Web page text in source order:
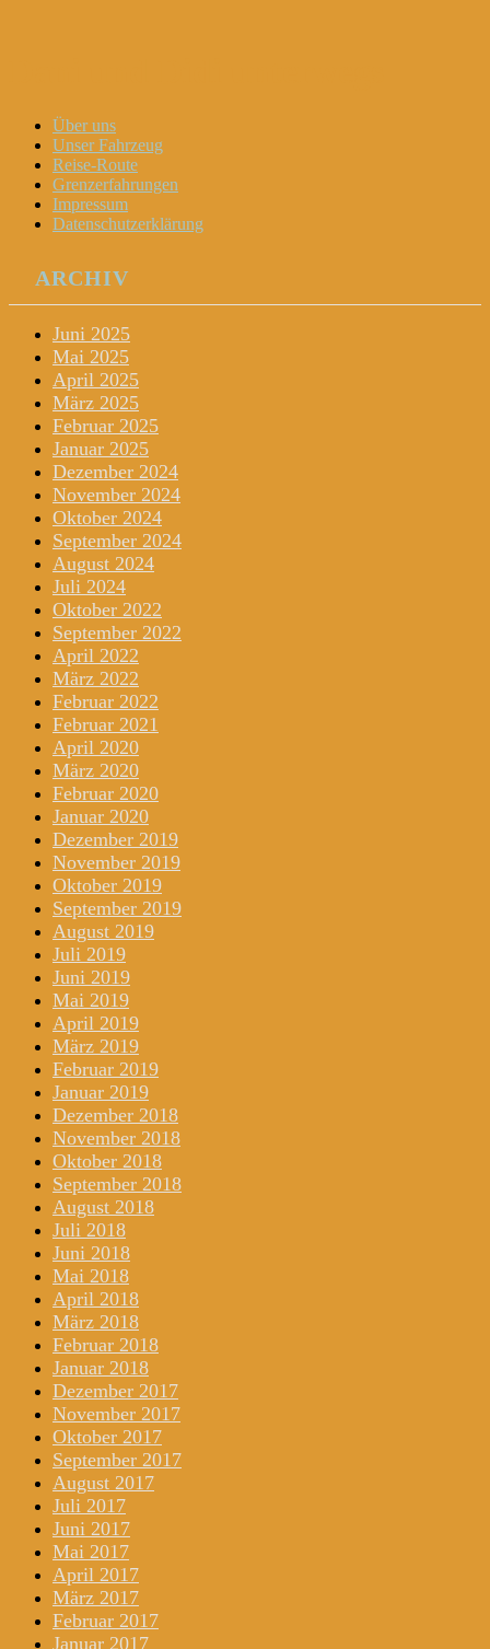
Menu
Widgets
Search
Skip
content
Über uns
Unser Fahrzeug
Reise-Route
Grenzerfahrungen
Impressum
Datenschutzerklärung
ARCHIV
Juni 2025
Mai 2025
April 2025
März 2025
Februar 2025
Januar 2025
Dezember 2024
November 2024
Oktober 2024
September 2024
August 2024
Juli 2024
Oktober 2022
September 2022
April 2022
März 2022
Februar 2022
Februar 2021
April 2020
März 2020
Februar 2020
Januar 2020
Dezember 2019
November 2019
Oktober 2019
September 2019
August 2019
Juli 2019
Juni 2019
Mai 2019
April 2019
März 2019
Februar 2019
Januar 2019
Dezember 2018
November 2018
Oktober 2018
September 2018
August 2018
Juli 2018
Juni 2018
Mai 2018
April 2018
März 2018
Februar 2018
Januar 2018
Dezember 2017
November 2017
Oktober 2017
September 2017
August 2017
Juli 2017
Juni 2017
Mai 2017
April 2017
März 2017
Februar 2017
Januar 2017